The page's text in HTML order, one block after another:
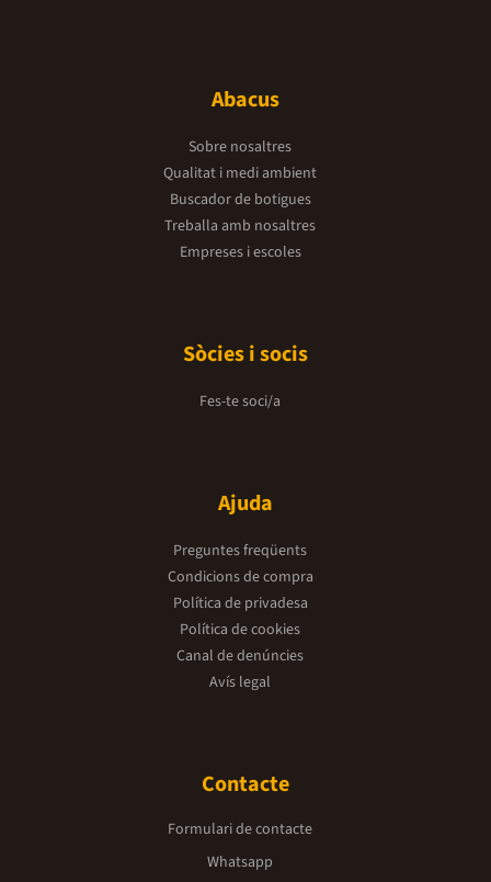
Abacus
Sobre nosaltres
Qualitat i medi ambient
Buscador de botigues
Treballa amb nosaltres
Empreses i escoles
Sòcies i socis
Fes-te soci/a
Ajuda
Preguntes freqüents
Condicions de compra
Política de privadesa
Política de cookies
Canal de denúncies
Avís legal
Contacte
Formulari de contacte
Whatsapp